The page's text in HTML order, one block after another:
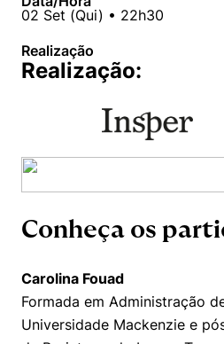
02 Set (Qui) • 22h30
Realização
Realização:
Conheça os
Carolina Fouad
Formada em Administração
Universidade Mackenzie e